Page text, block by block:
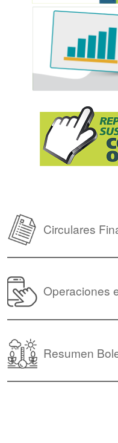
Circulares
Operaciones
Resumen